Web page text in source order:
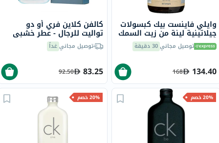
وايلي فاينست بيك كبسولات
جيلاتينية لينة من زيت السمك
أوميغا 3 بتركيز 1000 ملجم
من حمض إيكوسابنتينويك
توصيل مجاني30 دقيقة
134.40
168
كالفن كلاين فري أو دو
تواليت للرجال - عطر خشبي
فاخر 100 ملتوصيل مجانيغداً
83.25
92.50
20% خصم 20% خصم